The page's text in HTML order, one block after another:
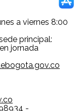
a viernes 8:00
principal:
jornada
-